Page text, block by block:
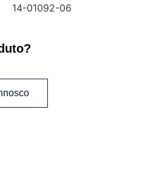
14-01092-06